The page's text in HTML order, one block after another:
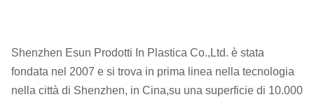
Shenzhen Esun Prodotti In Plastica Co.,Ltd. è stata
fondata nel 2007 e si trova in prima linea nella tecnologia
nella città di Shenzhen, in Cina,su una superficie di 10.000